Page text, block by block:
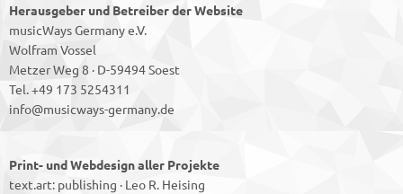
Herausgeber und Betreiber der Website
musicWays Germany e.V.
Wolfram Vossel
Metzer Weg 8 · D-59494 Soest
Tel. +49 173 5254311
info@musicways-germany.de
Print- und Webdesign aller Projekte
text.art: publishing · Leo R. Heising